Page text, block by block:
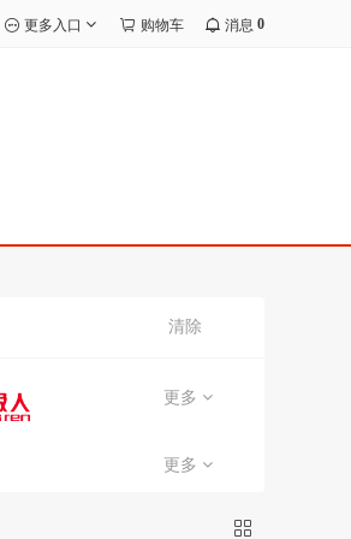
更多入口 购物车 消息 0
清除
更多
更多